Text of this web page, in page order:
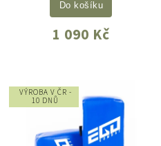
1 090 Kč
Do košíku
VÝROBA V ČR -
10 DNŮ